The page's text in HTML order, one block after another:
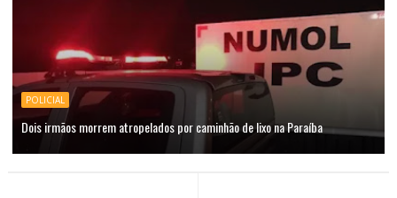
POLICIAL
Dois irmãos morrem atropelados por caminhão de lixo na Paraíba